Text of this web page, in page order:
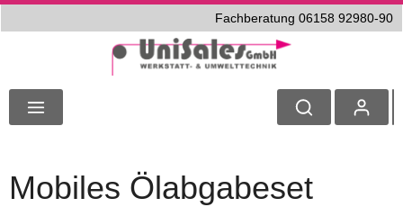
Fachberatung 06158 92980-90
Mobiles Ölabgabeset